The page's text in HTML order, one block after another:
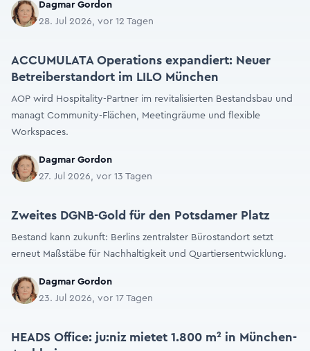
Dagmar Gordon
28. Jul 2026, vor 12 Tagen
ACCUMULATA Operations expandiert: Neuer
Betreiberstandort im LILO München
AOP wird Hospitality-Partner im revitalisierten Bestandsbau und
managt Community-Flächen, Meetingräume und flexible
Workspaces.
Dagmar Gordon
27. Jul 2026, vor 13 Tagen
Zweites DGNB-Gold für den Potsdamer Platz
Bestand kann zukunft: Berlins zentralster Bürostandort setzt
erneut Maßstäbe für Nachhaltigkeit und Quartiersentwicklung.
Dagmar Gordon
23. Jul 2026, vor 17 Tagen
HEADS Office: ju:niz mietet 1.800 m² in München-